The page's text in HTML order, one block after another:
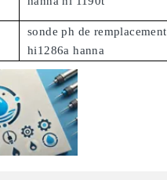
sonde ph de
hi1286a hanna